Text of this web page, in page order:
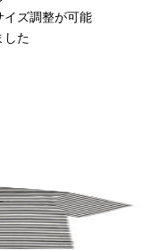
イズ調整が可能
した